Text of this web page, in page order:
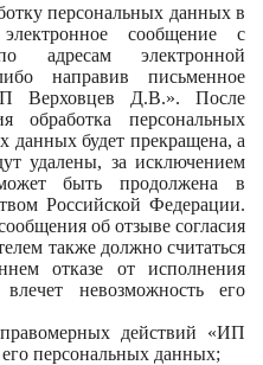
персональных данных в
сообщение с
адресам электронной
направив письменное
Верховцев Д.В.». После
обработка персональных
данных будет прекращена, а
удалены, за исключением
быть продолжена в
Российской Федерации.
об отзыве согласия
также должно считаться
отказе от исполнения
невозможность его
действий «ИП
персональных данных;